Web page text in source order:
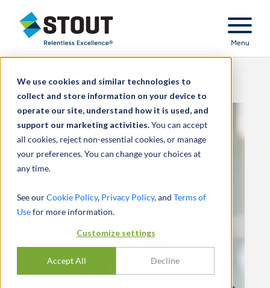
We use cookies and similar technologies to
collect and store information on your device to
operate our site, understand how it is used, and
support our marketing activities.You can accept
all cookies, reject non-essential cookies, or manage
your preferences. You can change your choices at
any time.
See ourCookie Policy, Privacy Policy, and Terms of
Usefor more information.
Customize settings
Accept All Decline
Stout Relentless Excellence
Menu